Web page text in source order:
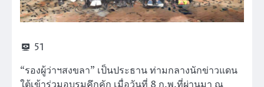
51
“รองผู้ว่าฯสงขลา” เป็นประธาน ท่ามกลางนักข่าวแดน